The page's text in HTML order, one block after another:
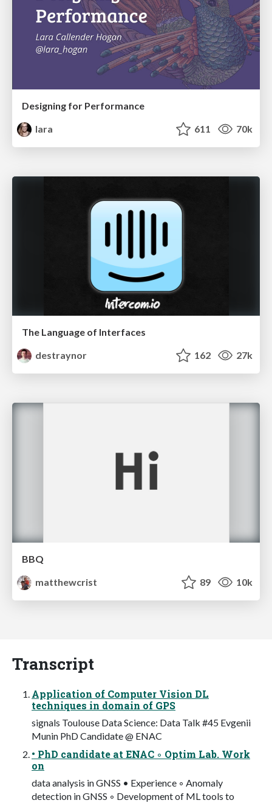
Designing for Performance
lara
611 70k
The Language of Interfaces
destraynor
162 27k
BBQ
matthewcrist
89 10k
Transcript
Application of Computer Vision DL
techniques in domain of GPS
signals Toulouse Data Science: Data Talk #45 Evgenii
Munin PhD Candidate @ ENAC
• PhD candidate at ENAC ◦ Optim Lab. Work
on
data analysis in GNSS • Experience ◦ Anomaly
detection in GNSS ◦ Development of ML tools to